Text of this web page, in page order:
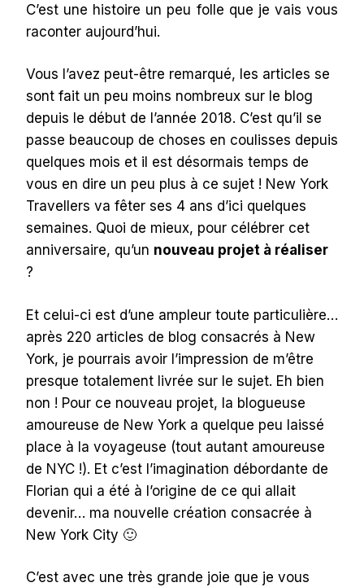
C’est une histoire un peu folle que je vais vous
raconter aujourd’hui.
Vous l’avez peut-être remarqué, les articles se
sont fait un peu moins nombreux sur le blog
depuis le début de l’année 2018. C’est qu’il se
passe beaucoup de choses en coulisses depuis
quelques mois et il est désormais temps de
vous en dire un peu plus à ce sujet ! New York
Travellers va fêter ses 4 ans d’ici quelques
semaines. Quoi de mieux, pour célébrer cet
anniversaire, qu’un nouveau projet à réaliser
?
Et celui-ci est d’une ampleur toute particulière…
après 220 articles de blog consacrés à New
York, je pourrais avoir l’impression de m’être
presque totalement livrée sur le sujet. Eh bien
non ! Pour ce nouveau projet, la blogueuse
amoureuse de New York a quelque peu laissé
place à la voyageuse (tout autant amoureuse
de NYC !). Et c’est l’imagination débordante de
Florian qui a été à l’origine de ce qui allait
devenir… ma nouvelle création consacrée à
New York City 🙂
C’est avec une très grande joie que je vous